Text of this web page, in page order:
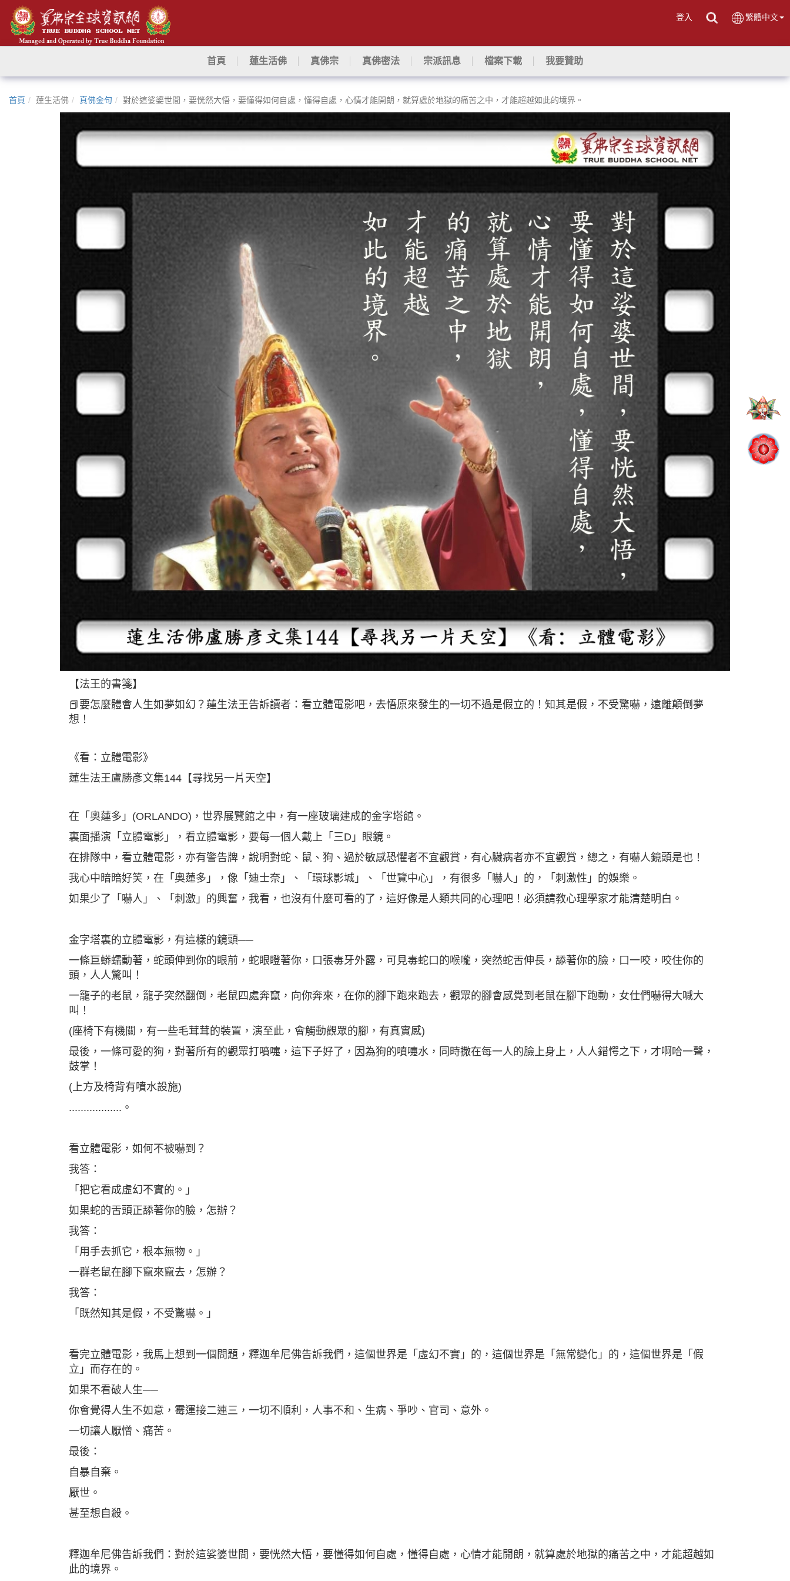
登入 繁體中文
首頁 蓮生活佛 真佛宗 真佛密法 宗派訊息 檔案下載 我要贊助
首頁 蓮生活佛 真佛金句 對於這娑婆世間，要恍然大悟，要懂得如何自處，懂得自處，心情才能開朗，就算處於地獄的痛苦之中，才能超越如此的境界。
【法王的書箋】
📕要怎麼體會人生如夢如幻？蓮生法王告訴讀者：看立體電影吧，去悟原來發生的一切不過是假立的！知其是假，不受驚嚇，遠離顛倒夢
想！
《看：立體電影》
蓮生法王盧勝彥文集144【尋找另一片天空】
在「奧蓮多」(ORLANDO)，世界展覽館之中，有一座玻璃建成的金字塔館。
裏面播演「立體電影」，看立體電影，要每一個人戴上「三D」眼鏡。
在排隊中，看立體電影，亦有警告牌，說明對蛇、鼠、狗、過於敏感恐懼者不宜觀賞，有心臟病者亦不宜觀賞，總之，有嚇人鏡頭是也！
我心中暗暗好笑，在「奧蓮多」，像「迪士奈」、「環球影城」、「世覽中心」，有很多「嚇人」的，「刺激性」的娛樂。
如果少了「嚇人」、「刺激」的興奮，我看，也沒有什麼可看的了，這好像是人類共同的心理吧！必須請教心理學家才能清楚明白。
金字塔裏的立體電影，有這樣的鏡頭──
一條巨蟒蠕動著，蛇頭伸到你的眼前，蛇眼瞪著你，口張毒牙外露，可見毒蛇口的喉嚨，突然蛇舌伸長，舔著你的臉，口一咬，咬住你的
頭，人人驚叫！
一籠子的老鼠，籠子突然翻倒，老鼠四處奔竄，向你奔來，在你的腳下跑來跑去，觀眾的腳會感覺到老鼠在腳下跑動，女仕們嚇得大喊大
叫！
(座椅下有機關，有一些毛茸茸的裝置，演至此，會觸動觀眾的腳，有真實感)
最後，一條可愛的狗，對著所有的觀眾打噴嚏，這下子好了，因為狗的噴嚏水，同時撒在每一人的臉上身上，人人錯愕之下，才啊哈一聲，
鼓掌！
(上方及椅背有噴水設施)
..................。
看立體電影，如何不被嚇到？
我答：
「把它看成虛幻不實的。」
如果蛇的舌頭正舔著你的臉，怎辦？
我答：
「用手去抓它，根本無物。」
一群老鼠在腳下竄來竄去，怎辦？
我答：
「既然知其是假，不受驚嚇。」
看完立體電影，我馬上想到一個問題，釋迦牟尼佛告訴我們，這個世界是「虛幻不實」的，這個世界是「無常變化」的，這個世界是「假
立」而存在的。
如果不看破人生──
你會覺得人生不如意，霉運接二連三，一切不順利，人事不和、生病、爭吵、官司、意外。
一切讓人厭憎、痛苦。
最後：
自暴自棄。
厭世。
甚至想自殺。
釋迦牟尼佛告訴我們：對於這娑婆世間，要恍然大悟，要懂得如何自處，懂得自處，心情才能開朗，就算處於地獄的痛苦之中，才能超越如
此的境界。